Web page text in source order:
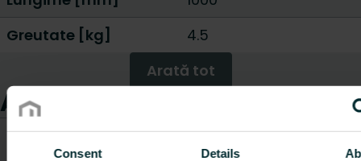
Consent Details
Greutate [kg]
4.5
Arată tot
Articole